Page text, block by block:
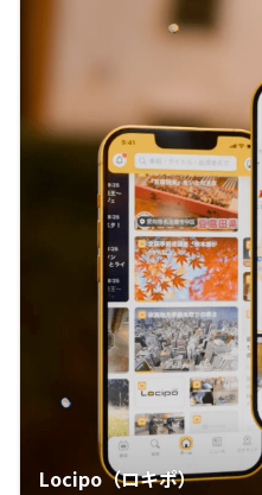
Locipo（ロキポ）